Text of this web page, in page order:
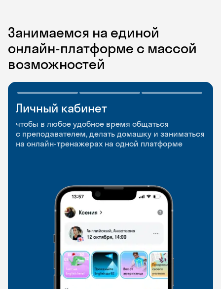
Занимаемся на единой
онлайн-платформе с массой
возможностей
Личный кабинет
чтобы в любое удобное время общаться
с преподавателем, делать домашку и заниматься
на онлайн-тренажерах на одной платформе
Мобильное
приложение
чтобы заниматься и изучать новые слова где
и когда удобно
Разговорные клубы
и Talks
Групповые занятия для разговорной практики
и индивидуальные встречи с преподавателями